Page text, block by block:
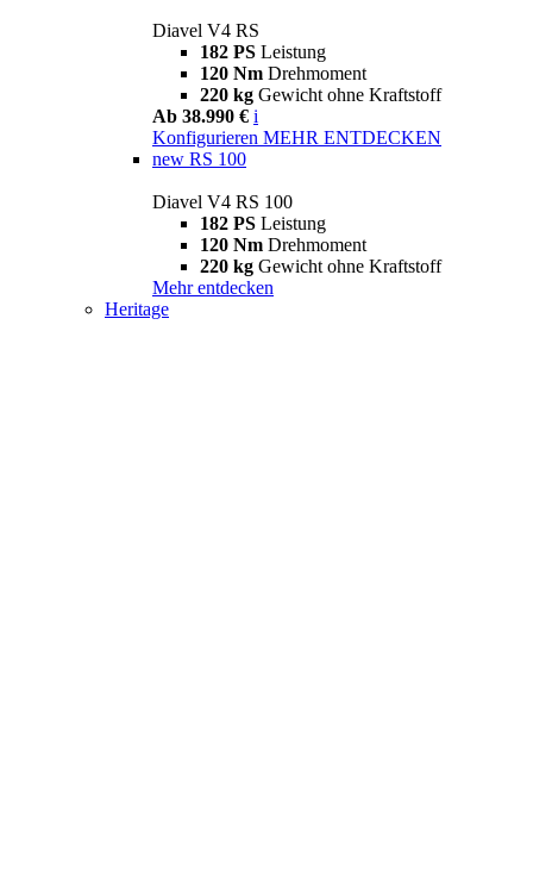
Diavel V4 RS
182 PS Leistung
120 Nm Drehmoment
220 kg Gewicht ohne Kraftstoff
Ab 38.990 € i
Konfigurieren MEHR ENTDECKEN
new RS 100
Diavel V4 RS 100
182 PS Leistung
120 Nm Drehmoment
220 kg Gewicht ohne Kraftstoff
Mehr entdecken
Heritage